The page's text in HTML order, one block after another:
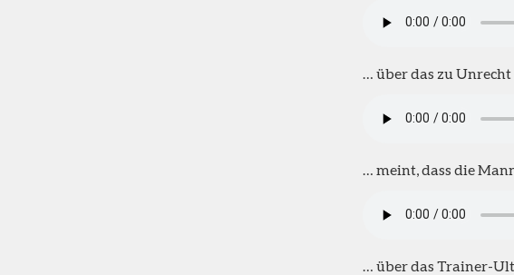
… über das zu
… meint, dass die
… über das Trainer-